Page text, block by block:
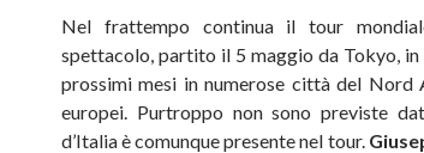
Nel frattempo continua il tour
spettacolo, partito il 5 maggio da Tokyo, in
prossimi mesi in numerose città del Nord
europei. Purtroppo non sono previste
d’Italia è comunque presente nel tour.